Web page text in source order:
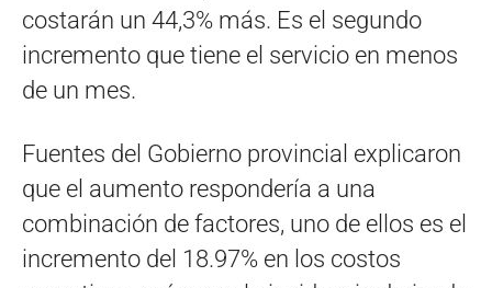
costarán un 44,3% más. Es el segundo
incremento que tiene el servicio en menos
de un mes.
Fuentes del Gobierno provincial explicaron
que el aumento respondería a una
combinación de factores, uno de ellos es el
incremento del 18.97% en los costos